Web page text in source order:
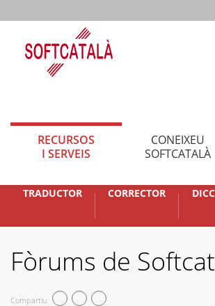
RECURSOS
I SERVEIS
CONEIXEU
SOFTCATALÀ
TRADUCTOR CORRECTOR
Fòrums de
Compartiu